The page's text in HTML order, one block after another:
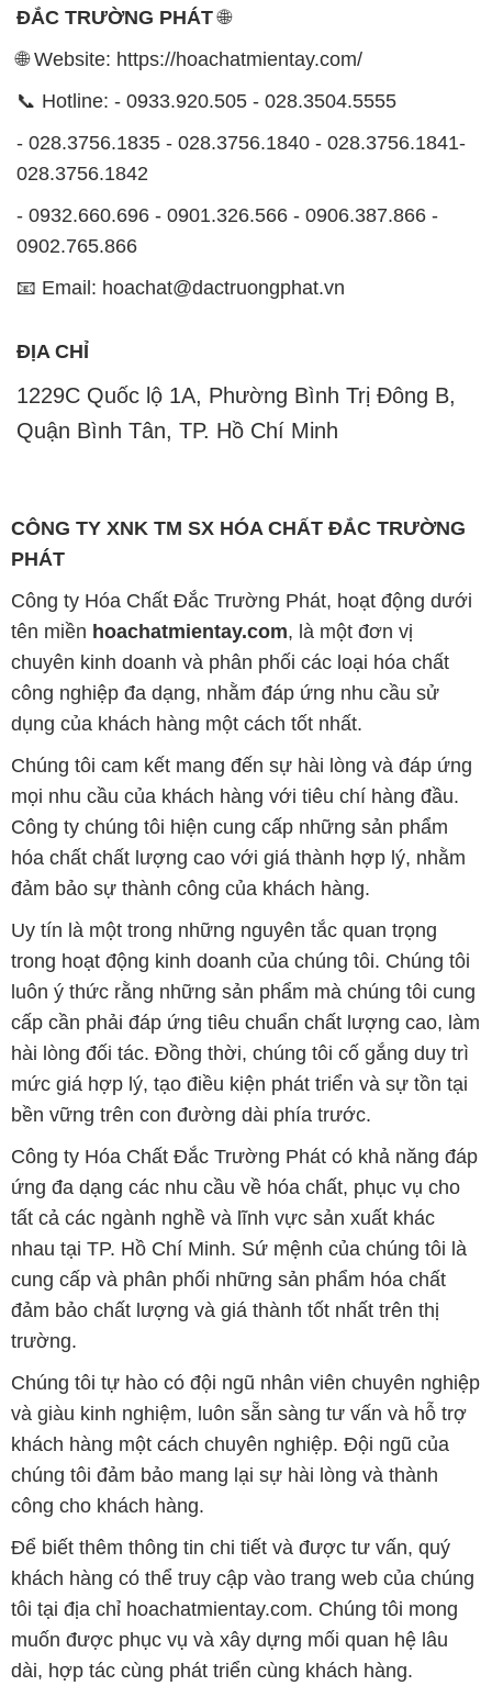
ĐẮC TRƯỜNG PHÁT🌐
🌐 Website: https://hoachatmientay.com/
📞 Hotline: - 0933.920.505 - 028.3504.5555
- 028.3756.1835 - 028.3756.1840 - 028.3756.1841-
028.3756.1842
- 0932.660.696 - 0901.326.566 - 0906.387.866 -
0902.765.866
📧 Email: hoachat@dactruongphat.vn
ĐỊA CHỈ
1229C Quốc lộ 1A, Phường Bình Trị Đông B,
Quận Bình Tân, TP. Hồ Chí Minh
CÔNG TY XNK TM SX HÓA CHẤT ĐẮC TRƯỜNG
PHÁT
Công ty Hóa Chất Đắc Trường Phát, hoạt động dưới
tên miền hoachatmientay.com, là một đơn vị
chuyên kinh doanh và phân phối các loại hóa chất
công nghiệp đa dạng, nhằm đáp ứng nhu cầu sử
dụng của khách hàng một cách tốt nhất.
Chúng tôi cam kết mang đến sự hài lòng và đáp ứng
mọi nhu cầu của khách hàng với tiêu chí hàng đầu.
Công ty chúng tôi hiện cung cấp những sản phẩm
hóa chất chất lượng cao với giá thành hợp lý, nhằm
đảm bảo sự thành công của khách hàng.
Uy tín là một trong những nguyên tắc quan trọng
trong hoạt động kinh doanh của chúng tôi. Chúng tôi
luôn ý thức rằng những sản phẩm mà chúng tôi cung
cấp cần phải đáp ứng tiêu chuẩn chất lượng cao, làm
hài lòng đối tác. Đồng thời, chúng tôi cố gắng duy trì
mức giá hợp lý, tạo điều kiện phát triển và sự tồn tại
bền vững trên con đường dài phía trước.
Công ty Hóa Chất Đắc Trường Phát có khả năng đáp
ứng đa dạng các nhu cầu về hóa chất, phục vụ cho
tất cả các ngành nghề và lĩnh vực sản xuất khác
nhau tại TP. Hồ Chí Minh. Sứ mệnh của chúng tôi là
cung cấp và phân phối những sản phẩm hóa chất
đảm bảo chất lượng và giá thành tốt nhất trên thị
trường.
Chúng tôi tự hào có đội ngũ nhân viên chuyên nghiệp
và giàu kinh nghiệm, luôn sẵn sàng tư vấn và hỗ trợ
khách hàng một cách chuyên nghiệp. Đội ngũ của
chúng tôi đảm bảo mang lại sự hài lòng và thành
công cho khách hàng.
Để biết thêm thông tin chi tiết và được tư vấn, quý
khách hàng có thể truy cập vào trang web của chúng
tôi tại địa chỉ hoachatmientay.com. Chúng tôi mong
muốn được phục vụ và xây dựng mối quan hệ lâu
dài, hợp tác cùng phát triển cùng khách hàng.